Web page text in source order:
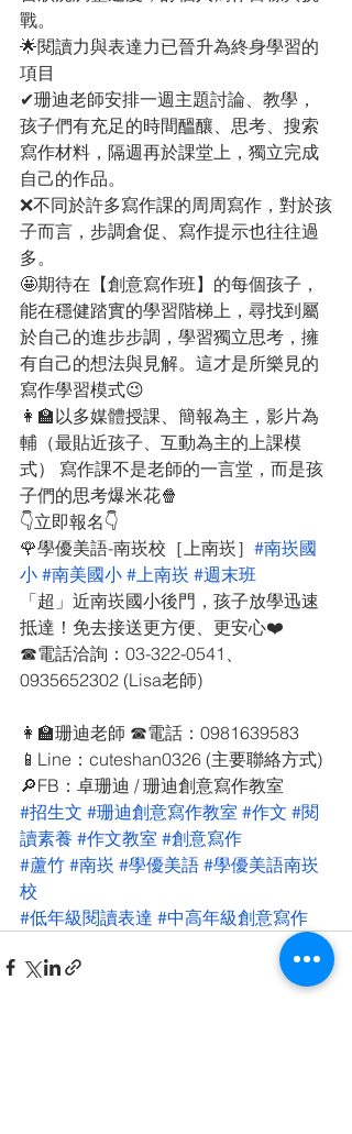
戰。
🌟閱讀力與表達力已晉升為終身學習的
項目
✔珊迪老師安排一週主題討論、教學，
孩子們有充足的時間醞釀、思考、搜索
寫作材料，隔週再於課堂上，獨立完成
自己的作品。
❌不同於許多寫作課的周周寫作，對於孩
子而言，步調倉促、寫作提示也往往過
多。
🤩期待在【創意寫作班】的每個孩子，
能在穩健踏實的學習階梯上，尋找到屬
於自己的進步步調，學習獨立思考，擁
有自己的想法與見解。這才是所樂見的
寫作學習模式😉
👩‍🏫以多媒體授課、簡報為主，影片為
輔（最貼近孩子、互動為主的上課模
式） 寫作課不是老師的一言堂，而是孩
子們的思考爆米花🍿
👇立即報名👇
🌹學優美語-南崁校［上南崁］ #南崁國
小 #南美國小 #上南崁 #週末班
「超」近南崁國小後門，孩子放學迅速
抵達！免去接送更方便、更安心❤️
☎電話洽詢：03-322-0541、
0935652302 (Lisa老師)
👩‍🏫珊迪老師 ☎電話：0981639583
📱Line：cuteshan0326 (主要聯絡方式)
🔎FB：卓珊迪 / 珊迪創意寫作教室
#招生文 #珊迪創意寫作教室 #作文 #閱
讀素養 #作文教室 #創意寫作
#蘆竹 #南崁 #學優美語 #學優美語南崁
校
#低年級閱讀表達 #中高年級創意寫作